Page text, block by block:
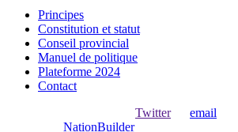
Principes
Constitution et statut
Conseil provincial
Manuel de politique
Plateforme 2024
Contact
Twitterou email
NationBuilder